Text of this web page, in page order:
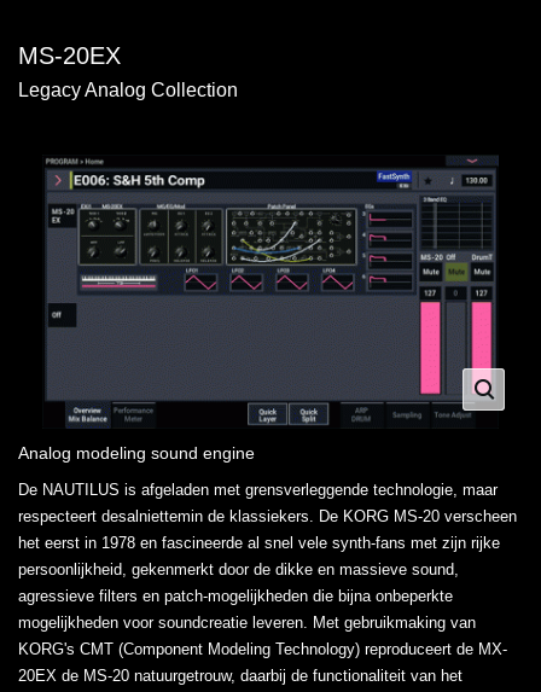
MS-20EX
Legacy Analog Collection
Analog modeling sound engine
De NAUTILUS is afgeladen met grensverleggende technologie, maar
respecteert desalniettemin de klassiekers. De KORG MS-20 verscheen
het eerst in 1978 en fascineerde al snel vele synth-fans met zijn rijke
persoonlijkheid, gekenmerkt door de dikke en massieve sound,
agressieve filters en patch-mogelijkheden die bijna onbeperkte
mogelijkheden voor soundcreatie leveren. Met gebruikmaking van
KORG's CMT (Component Modeling Technology) reproduceert de MX-
20EX de MS-20 natuurgetrouw, daarbij de functionaliteit van het